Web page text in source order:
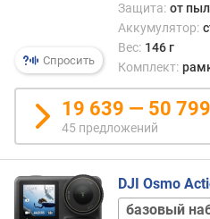
и
т
ш
е
в
Спросить
Защита: от
Аккумулятор:
Вес: 146 г
Комплект:
19 639 — 50 799
45 предложений
DJI Osmo
Adventure